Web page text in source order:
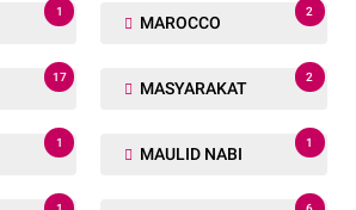
1
MAROCCO
2
17
MASYARAKAT
2
1
MAULID NABI
1